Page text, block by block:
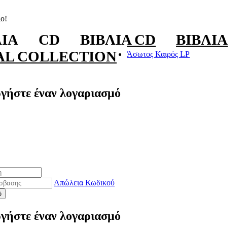
CD ΒΙΒΛΊΑ CD ΒΙΒΛΊΑ
COLLECTION
Άσωτος Καιρός LP
έναν λογαριασμό
Απώλεια Κωδικού
έναν λογαριασμό